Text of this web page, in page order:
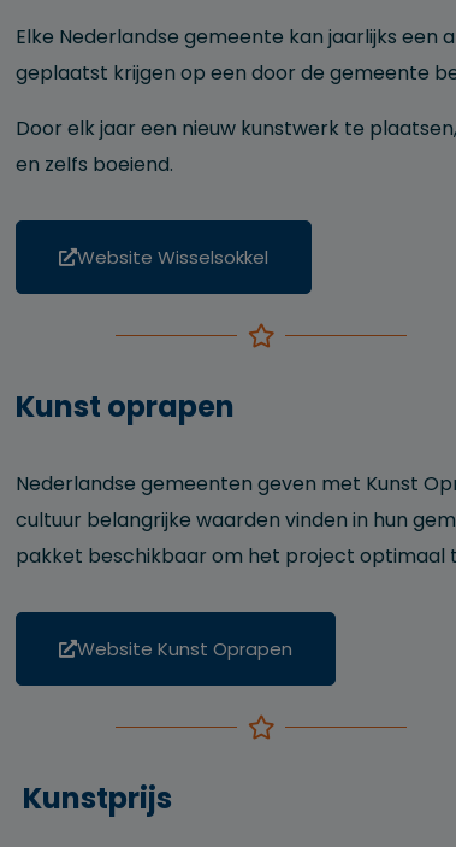
Elke Nederlandse gemeente kan jaarlijks
geplaatst krijgen op een door de gemeente
Door elk jaar een nieuw kunstwerk te
en zelfs boeiend.
Website Wisselsokkel
Kunst oprapen
Nederlandse gemeenten geven met Kunst
cultuur belangrijke waarden vinden in hun
pakket beschikbaar om het project optimaal
Website Kunst Oprapen
Kunstprijs